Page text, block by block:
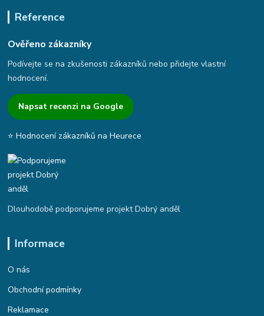
Reference
Ověřeno zákazníky
Podívejte se na zkušenosti zákazníků nebo přidejte vlastní
hodnocení.
Napsat recenzi na Google
⭐ Hodnocení zákazníků na Heurece
Dlouhodobě podporujeme projekt Dobrý anděl
Informace
O nás
Obchodní podmínky
Reklamace